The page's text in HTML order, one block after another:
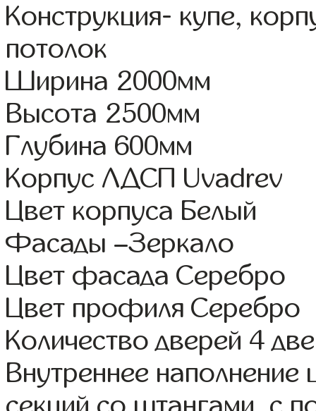
Конструкция- купе,
потолок
Ширина 2000мм
Высота 2500мм
Глубина 600мм
Корпус ЛДСП Uvadrev
Цвет корпуса Белый
Фасады –Зеркало
Цвет фасада Серебро
Цвет профиля Серебро
Количество дверей 4
Внутреннее